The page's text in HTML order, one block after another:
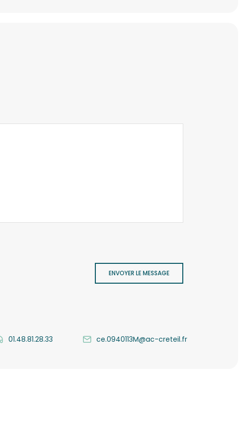
ENVOYER LE MESSAGE
01.48.81.28.33 ce.0940113M@ac-creteil.fr